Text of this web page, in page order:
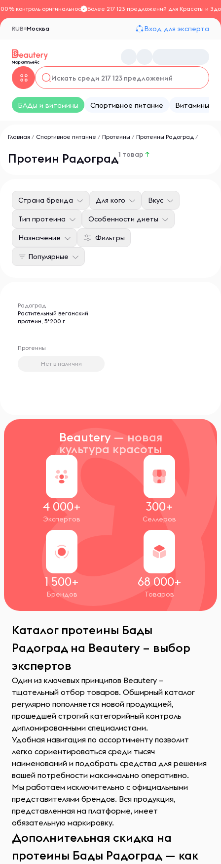
контроль оригинальностиБолее 217 123 предложений для Красоты и
Москва
RUB Вход для эксперта
БАДы и витамины Спортивное питание Витамины
Главная / Спортивное питание / Протеины / Протеины Радоград /
Протеин Радоград1 товар ↑
Фильтры
Страна бренда Для кого Вкус
Тип протеина Особенности диеты
Назначение
Популярные
Радоград
Растительный веганский
протеин, 5*200 г
Протеины
Нет в наличии
Beautery — новая
культура красоты
4 000+
Экспертов
300+
Селлеров
1 500+
Брендов
68 000+
Товаров
Каталог протеины Бады
Радоград на Beautery – выбор
экспертов
Один из ключевых принципов Beautery –
тщательный отбор товаров. Обширный каталог
регулярно пополняется новой продукцией,
прошедшей строгий категорийный контроль
дипломированными специалистами.
Удобная навигация по ассортименту позволит
легко сориентироваться среди тысяч
наименований и подобрать средства для решения
вашей потребности максимально оперативно.
Мы работаем исключительно с официальными
представителями брендов. Вся продукция,
представленная на платформе, имеет
обязательную маркировку.
Дополнительная скидка на
протеины Бады Радоград — как